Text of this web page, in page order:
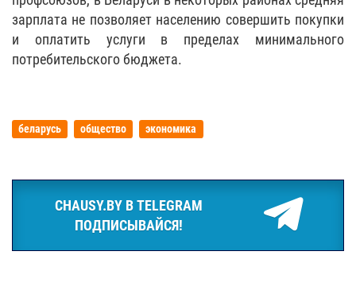
зарплата не позволяет населению совершить покупки
и оплатить услуги в пределах минимального
потребительского бюджета.
беларусь общество экономика
CHAUSY.BY В TELEGRAM
ПОДПИСЫВАЙСЯ!